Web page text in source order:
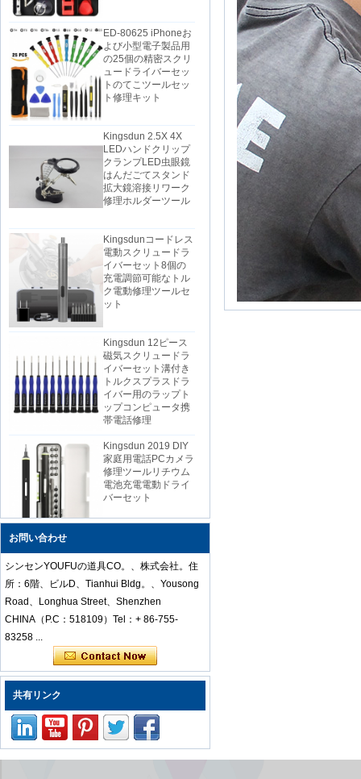
ED-80625 iPhoneお
よび小型電子製品用
の25個の精密スクリ
ュードライバーセッ
トのてこツールセッ
ト修理キット
Kingsdun 2.5X 4X
LEDハンドクリップ
クランプLED虫眼鏡
はんだごてスタンド
拡大鏡溶接リワーク
修理ホルダーツール
Kingsdunコードレス
電動スクリュードラ
イバーセット8個の
充電調節可能なトル
ク電動修理ツールセ
ット
Kingsdun 12ピース
磁気スクリュードラ
イバーセット溝付き
トルクスプラスドラ
イバー用のラップト
ップコンピュータ携
帯電話修理
Kingsdun 2019 DIY
家庭用電話PCカメラ
修理ツールリチウム
電池充電電動ドライ
バーセット
ロフェッショナル帯
電防止ステンレス鋼
ピンセットセットモ
バイルラップトップ
修理
Kingsdun 112 in 1多
機能磁気プロ家庭用
ドライバーセット修
理コンピューターツ
ED-80625 iPhoneお
よび小型電子製品用
お問い合わせ
シンセンYOUFUの道具CO。、株式会社。住
所：6階、ビルD、Tianhui Bldg。、Yousong
Road、Longhua Street、Shenzhen
CHINA（P.C：518109）Tel：+ 86-755-
83258 ...
共有リンク